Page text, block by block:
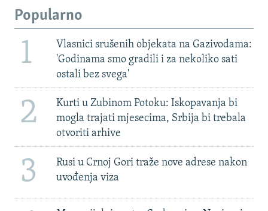
Popularno
1
Vlasnici srušenih objekata na Gazivodama:
'Godinama smo gradili i za nekoliko sati
ostali bez svega'
2
Kurti u Zubinom Potoku: Iskopavanja bi
mogla trajati mjesecima, Srbija bi trebala
otvoriti arhive
3
Rusi u Crnoj Gori traže nove adrese nakon
uvođenja viza